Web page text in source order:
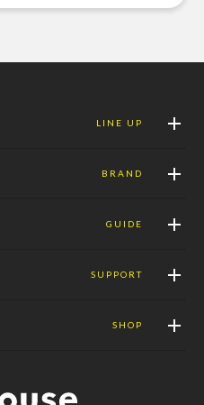
LINE UP
BRAND
GUIDE
SUPPORT
SHOP